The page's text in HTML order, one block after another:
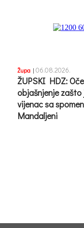
Župa | 06.08.2026.
ŽUPSKI HDZ:
objašnjenje
vijenac sa
Mandaljeni